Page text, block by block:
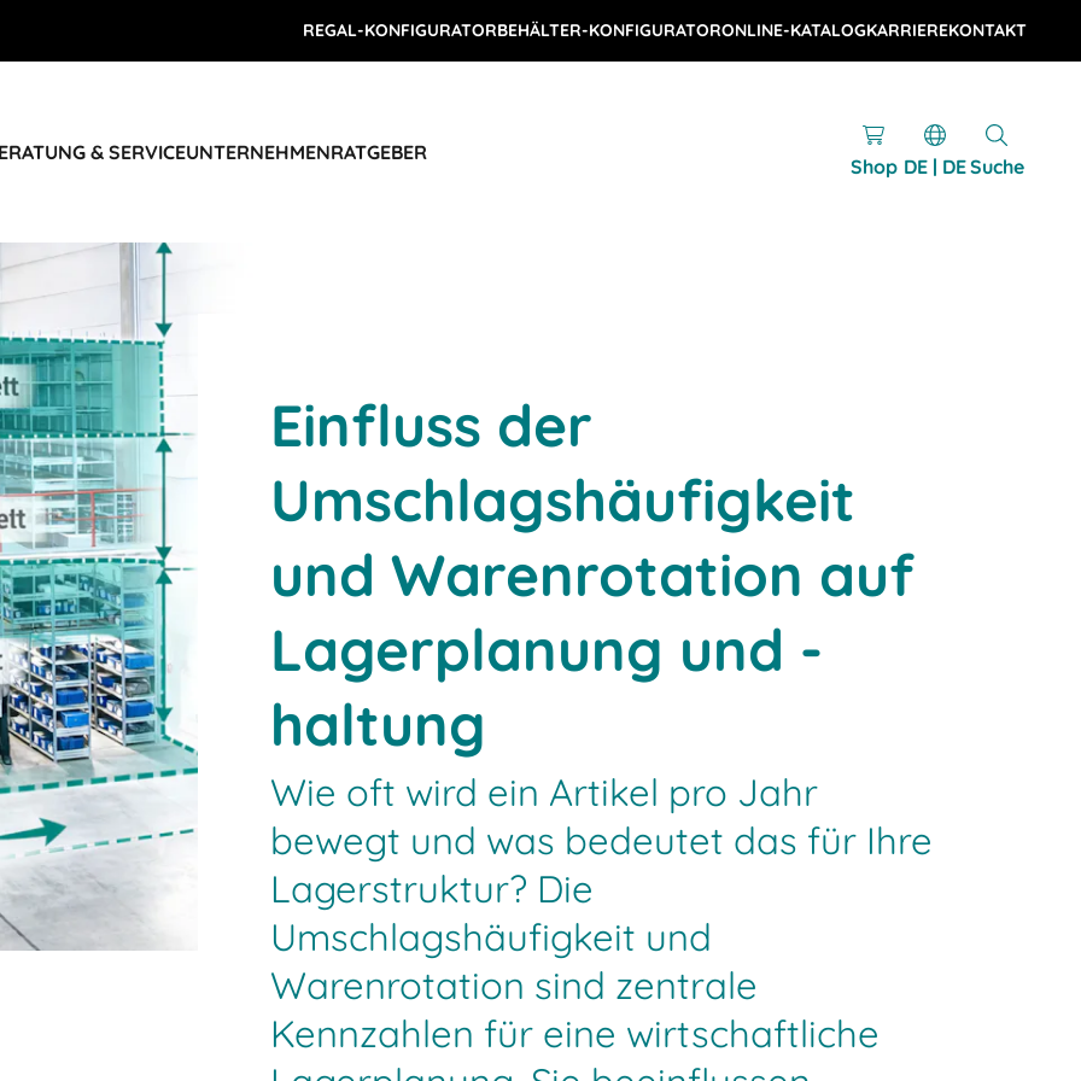
REGAL-KONFIGURATORBEHÄLTER-KONFIGURATORONLINE-KATALOGKARRIEREKONTAKT
& SERVICEUNTERNEHMENRATGEBER
Shop DE | DESuche
Einfluss der
Umschlagshäufigkeit
und Warenrotation auf
Lagerplanung und -
haltung
Wie oft wird ein Artikel pro Jahr
bewegt und was bedeutet das für Ihre
Lagerstruktur? Die
Umschlagshäufigkeit und
Warenrotation sind zentrale
Kennzahlen für eine wirtschaftliche